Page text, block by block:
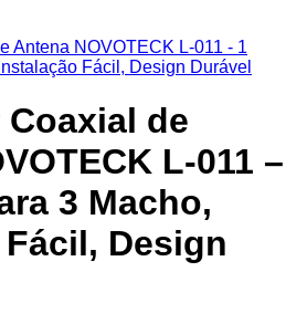
de
L-011 –
3 Macho,
Design